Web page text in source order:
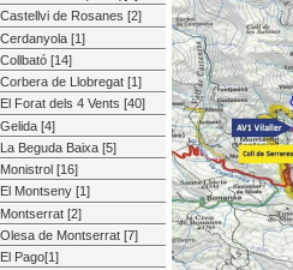
Castellvi de Rosanes [2]
Cerdanyola [1]
Collbató [14]
Corbera de Llobregat [1]
El Forat dels 4 Vents [40]
Gelida [4]
La Beguda Baixa [5]
Monistrol [16]
El Montseny [1]
Montserrat [2]
Olesa de Montserrat [7]
El Pago[1]